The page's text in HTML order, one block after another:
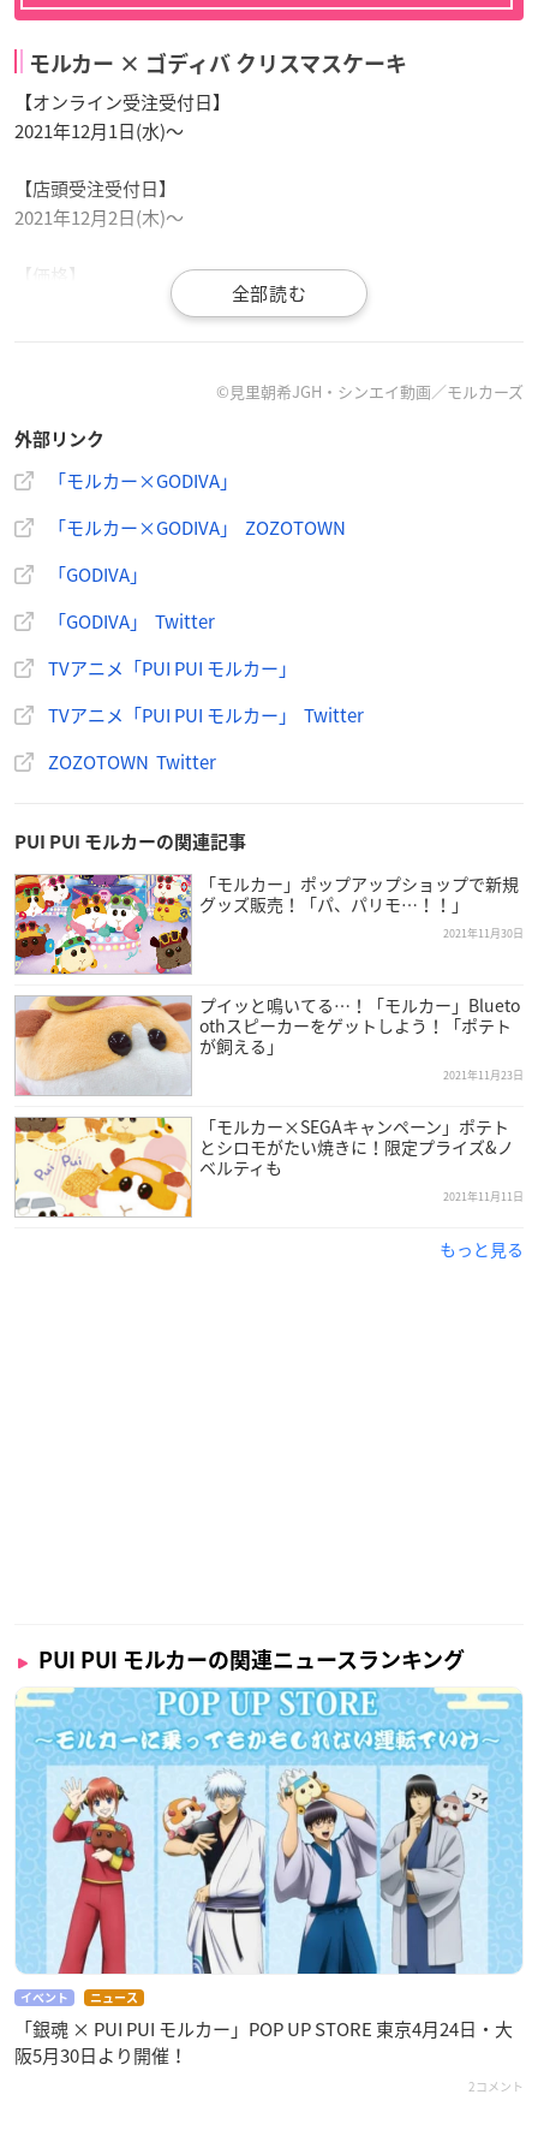
モルカー × ゴディバ クリスマスケーキ
【オンライン受注受付日】
2021年12月1日(水)～
【店頭受注受付日】
2021年12月2日(木)～
【価格】
す。
GODIVAで購入
「モルカー×GODIVA」ZOZOTOWN限定アイテム
【予約期間】
2021年12月1日(水)～12月31日(金)正午
※2022年2月下旬お届け予定
話題沸騰中の「PUI PUI モルカー
」とコラボレーションした
「モルカー × ゴディバ クリスマスケーキ」
本日よりゴディバ オンラインショップにて受注開始、明日
より全国のゴディバ限定ショップにて受注開始いたします
🎅✨https://t.co/obO5qNj7YHpic.twitter.com/uQxA2gfXtQ
— ゴディバ (@Godiva_JPN)
【PUI PUI#モルカー ×GODIVA】のスペシャルコラボレーシ
ョン、本日販売開始🎉✨
ZOZOTOWN限定のぬいぐるみや刺繍Tシャツ、ブランケッ
トなど可愛さがギュッと詰まった、ファン必見のアイテムが
©見里朝希JGH・シンエイ動画／モルカーズ
外部リンク
「モルカー×GODIVA」
「モルカー×GODIVA」 ZOZOTOWN
「GODIVA」
「GODIVA」 Twitter
TVアニメ「PUI PUI モルカー」
TVアニメ「PUI PUI モルカー」 Twitter
ZOZOTOWN Twitter
PUI PUI モルカーの関連記事
「モルカー」ポップアップショップで新規
グッズ販売！「パ、パリモ…！！」
2021年11月30日
プイッと鳴いてる…！「モルカー」Blueto
othスピーカーをゲットしよう！「ポテト
が飼える」
2021年11月23日
「モルカー×SEGAキャンペーン」ポテト
とシロモがたい焼きに！限定プライズ&ノ
ベルティも
2021年11月11日
もっと見る
PUI PUI モルカーの関連ニュースランキング
イベント ニュース
「銀魂 × PUI PUI モルカー」POP UP STORE 東京4月24日・大
阪5月30日より開催！
2コメント